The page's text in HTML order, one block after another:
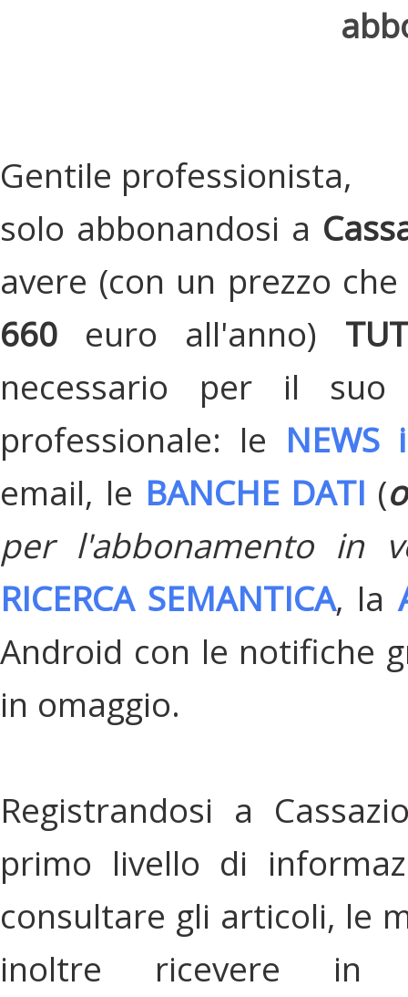
Gentile professionista,
solo abbonandosi a
avere (con un prezzo
660 euro all'anno)
necessario per il suo
professionale: le
email, le BANCHE DATI (
per l'abbonamento in
RICERCA SEMANTICA, la
Android con le notifiche
in omaggio.
Registrandosi a
primo livello di
consultare gli articoli, le
inoltre ricevere in